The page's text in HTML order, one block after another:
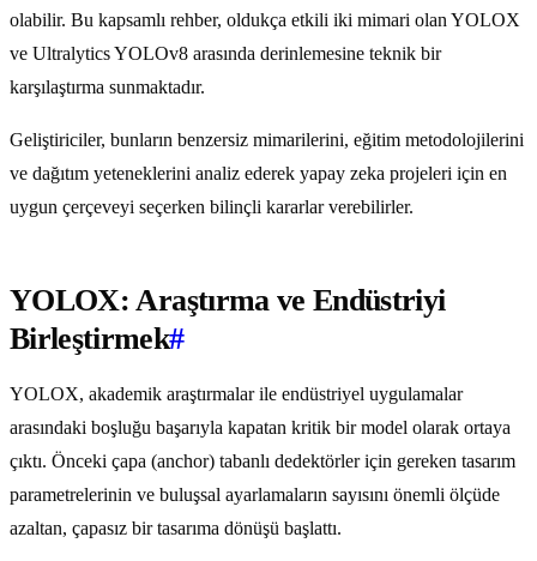
olabilir. Bu kapsamlı rehber, oldukça etkili iki mimari olan YOLOX
ve Ultralytics YOLOv8 arasında derinlemesine teknik bir
karşılaştırma sunmaktadır.
Geliştiriciler, bunların benzersiz mimarilerini, eğitim metodolojilerini
ve dağıtım yeteneklerini analiz ederek yapay zeka projeleri için en
uygun çerçeveyi seçerken bilinçli kararlar verebilirler.
YOLOX: Araştırma ve Endüstriyi
Birleştirmek#
YOLOX, akademik araştırmalar ile endüstriyel uygulamalar
arasındaki boşluğu başarıyla kapatan kritik bir model olarak ortaya
çıktı. Önceki çapa (anchor) tabanlı dedektörler için gereken tasarım
parametrelerinin ve buluşsal ayarlamaların sayısını önemli ölçüde
azaltan, çapasız bir tasarıma dönüşü başlattı.